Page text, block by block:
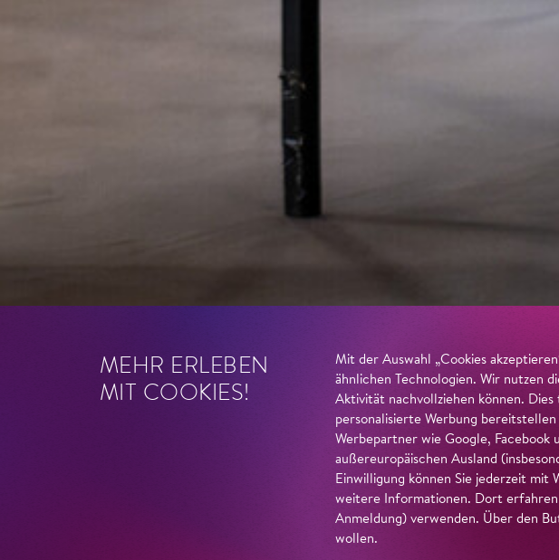
MEHR ERLEBEN
MIT COOKIES!
Mit der Auswahl „Cookies
ähnlichen Technologien. Wir nutzen
Aktivität nachvollziehen können.
personalisierte Werbung
Werbepartner wie Google, Facebook
außereuropäischen Ausland
Einwilligung können Sie jederzeit
weitere Informationen. Dort
Anmeldung) verwenden. Über den
wollen.